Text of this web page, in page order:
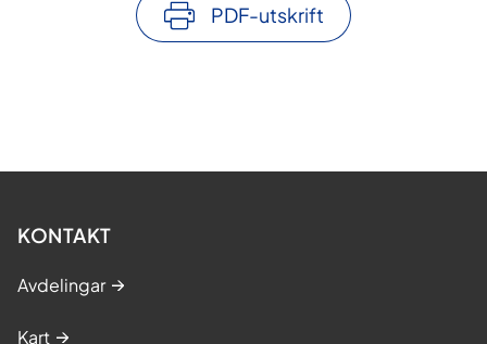
PDF-utskrift
KONTAKT
Avdelingar
Kart